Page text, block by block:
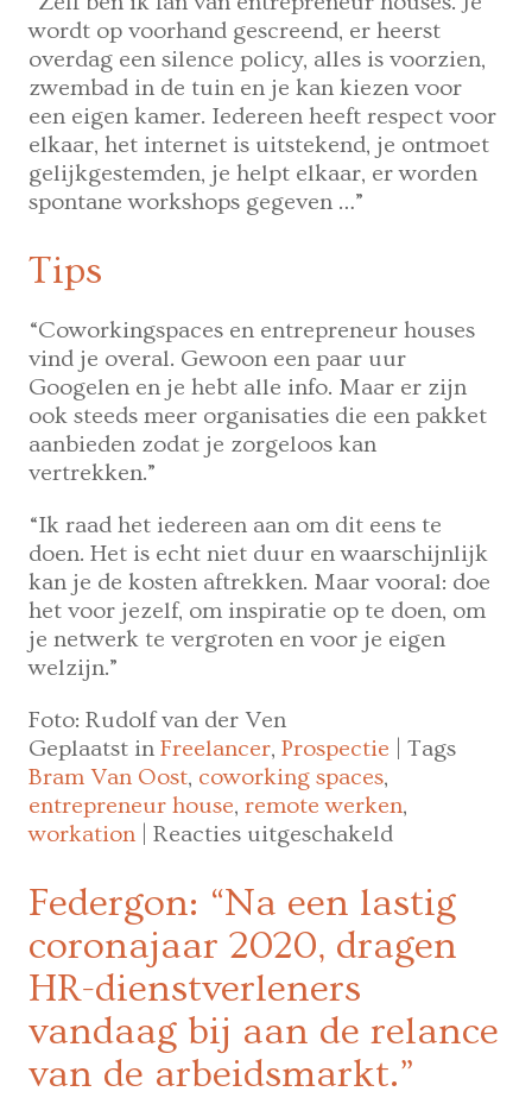
wordt op voorhand gescreend, er heerst
overdag een silence policy, alles is voorzien,
zwembad in de tuin en je kan kiezen voor
een eigen kamer. Iedereen heeft respect voor
elkaar, het internet is uitstekend, je ontmoet
gelijkgestemden, je helpt elkaar, er worden
spontane workshops gegeven …”
Tips
“Coworkingspaces en entrepreneur houses
vind je overal. Gewoon een paar uur
Googelen en je hebt alle info. Maar er zijn
ook steeds meer organisaties die een pakket
aanbieden zodat je zorgeloos kan
vertrekken.”
“Ik raad het iedereen aan om dit eens te
doen. Het is echt niet duur en waarschijnlijk
kan je de kosten aftrekken. Maar vooral: doe
het voor jezelf, om inspiratie op te doen, om
je netwerk te vergroten en voor je eigen
welzijn.”
Foto: Rudolf van der Ven
Geplaatst in Freelancer,Prospectie
Tags
Bram Van Oost, coworking spaces,
entrepreneur house,remote werken,
workation
Reacties uitgeschakeld
vind
het
inspirerend
om
locatie
te
werken”
Federgon: “Na een lastig
coronajaar 2020, dragen
HR-dienstverleners
vandaag bij aan de relance
van de arbeidsmarkt.”